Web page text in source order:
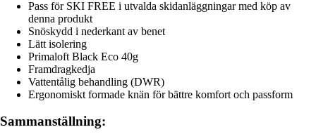
Pass för SKI FREE i utvalda skidanläggningar med köp av
denna produkt
Snöskydd i nederkant av benet
Lätt isolering
Primaloft Black Eco 40g
Framdragkedja
Vattentålig behandling (DWR)
Ergonomiskt formade knän för bättre komfort och passform
Sammanställning: